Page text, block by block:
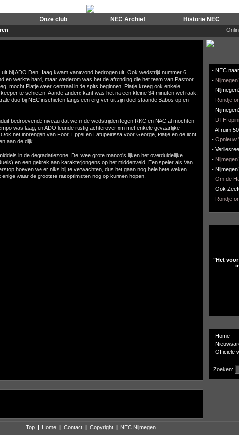
Onze club NEC Archief Historie NEC
bij ADO Den Haag kwam vanavond bedrogen uit. Ook wedstrijd nummer 6
en werkte hard, maar wederom was het de afronding die het team van Pastoor
mocht Platje weer centraal in de spits beginnen. Platje kreeg ook enkele
te schieten. Aande andere kant was het na een kleine 34 minuten wel raak.
duo bij NEC inschieten langs een erg ver uit zijn doel staande Babos op en
bedroevende niveau dat we in de wedstrijden tegen RKC en NAC al mochten
was laag, en ADO leunde rustig achterover om met enkele gevaarlijke
het inbrengen van Foor, Eppel en Latupeirissa voor George, Platje en de licht
aan de dijk.
in de degradatiezone. De twee grote manco's lijken het overduidelijke
en een gebrek aan karakterjongens op het middenveld. Een speler als Van
hoeven we er niks bij te verwachten, dus het gaan nog hele hete weken
waar de grootste rasoptimisten nog op kunnen hopen.
- NEC
-
-
- Rondje
-
- DTH
-Al ruim
- Opnieuw
-
-
-
- Om de
- Ook
- Rondje
"Het voor
- Home
-
- Officiele
Zoeken:
Top | Home | Contact | Copyright | NEC Nijmegen